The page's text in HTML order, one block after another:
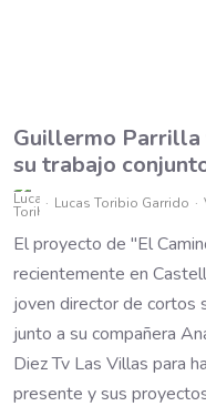
Guillermo
su trabajo
Lucas Toribio Garrido
El proyecto de "El
recientemente en
joven director de cortos
junto a su compañera
Diez Tv Las Villas para
presente y sus